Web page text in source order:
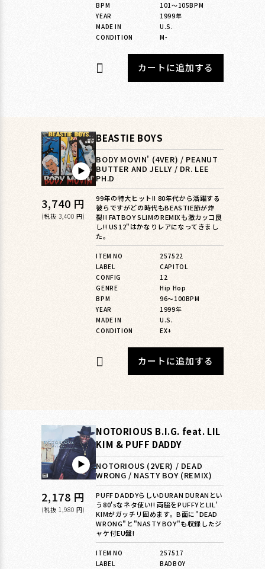
BPM
101〜105BPM
YEAR
1999年
MADE IN
U.S.
CONDITION
M-
カートに追加する
▶︎
通
常
3,740 円
(税抜 3,400 円)
BEASTIE BOYS
BODY MOVIN' (4VER) / PEANUT
BUTTER AND JELLY / DR. LEE
PH.D
99年の特大ヒット!! 80年代から活躍する
彼らですがどの時代もBEASTIE節が炸
裂!! FATBOY SLIMのREMIXも激カッコ良
し!! US12"はかなりレアになってきまし
た。
ITEM NO
257522
LABEL
CAPITOL
CONFIG
12
GENRE
Hip Hop
BPM
96〜100BPM
YEAR
1999年
MADE IN
U.S.
CONDITION
EX+
カートに追加する
▶︎
通
常
2,178 円
(税抜 1,980 円)
NOTORIOUS B.I.G. feat. LIL
KIM & PUFF DADDY
NOTORIOUS (2VER) / DEAD
WRONG / NASTY BOY (REMIX)
PUFF DADDYらしいDURAN DURANとい
う80'sなネタ使い!! 両脇をPUFFYとLIL'
KIMがガッチリ固めます。B面に"DEAD
WRONG"と"NASTY BOY"も収録したジ
ャケ付EU盤!
ITEM NO
257517
LABEL
BADBOY